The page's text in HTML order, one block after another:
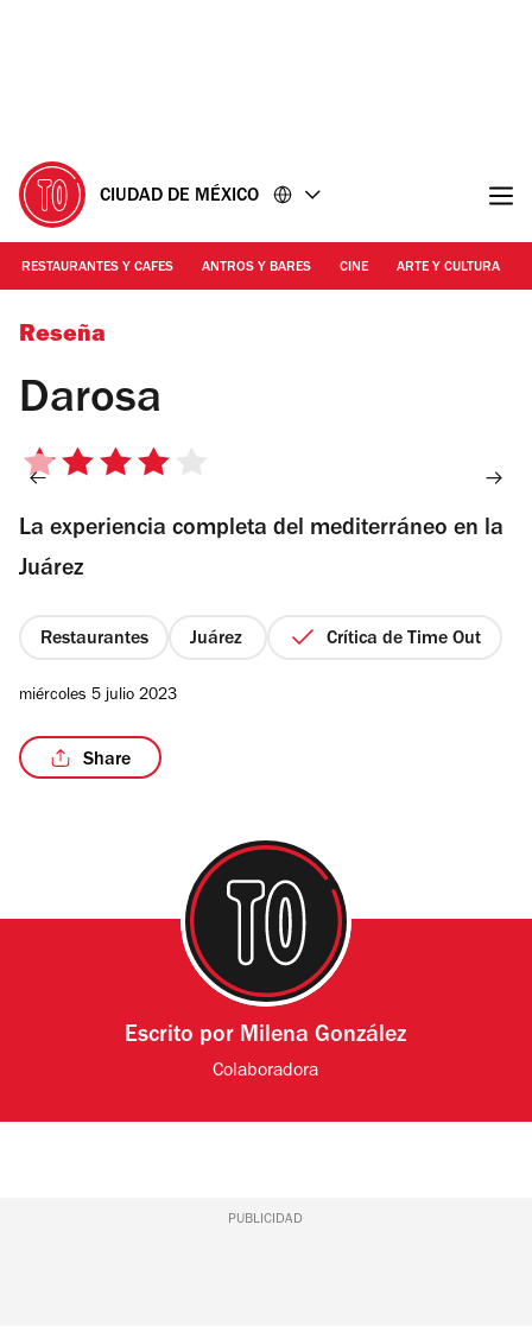
CIUDAD DE MÉXICO
RESTAURANTES Y CAFES ANTROS Y BARES CINE ARTE Y CULTURA
Foto: Alejandra Carbajal
Reseña
Darosa
4
5
La experiencia completa del mediterráneo en la
Juárez
Restaurantes Juárez Crítica de Time Out
miércoles 5 julio 2023
Share
Escrito por Milena González
Colaboradora
PUBLICIDAD